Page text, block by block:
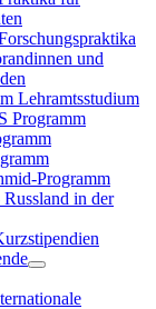
und
Lehramtsstudium
Programm
Programm
in der